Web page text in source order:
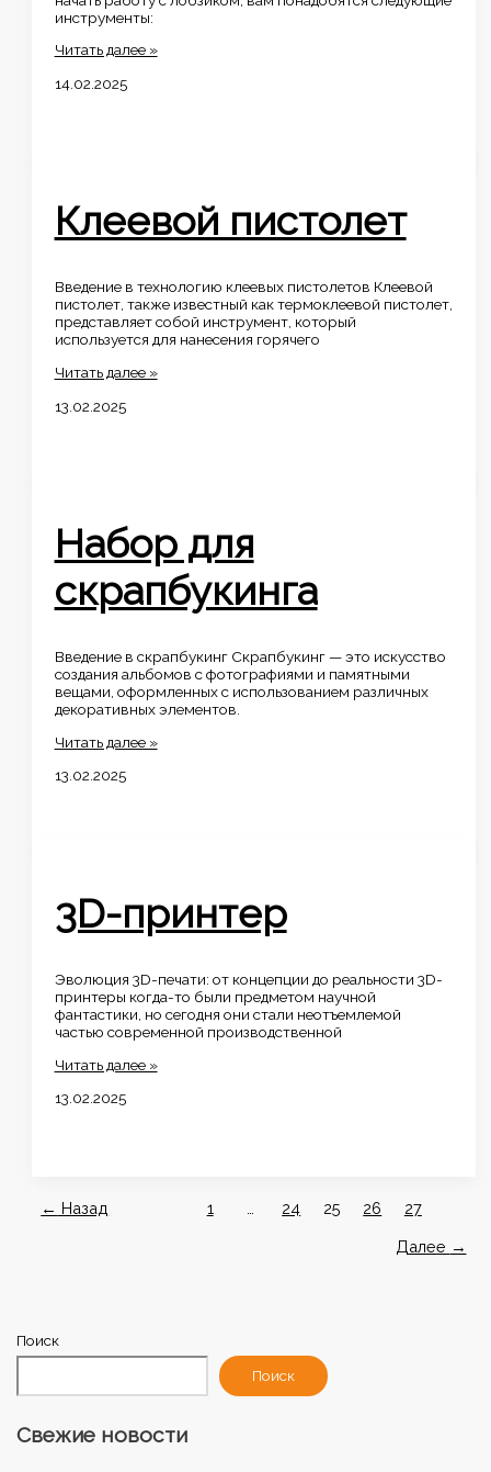
Поиск
Поиск
Свежие новости
инструменты:
Лобзик
Читать далее »
14.02.2025
Клеевой пистолет
Введение в технологию клеевых пистолетов Клеевой
пистолет, также известный как термоклеевой пистолет,
представляет собой инструмент, который
используется для нанесения горячего
Клеевой
Читать далее »
13.02.2025
Набор для
скрапбукинга
Введение в скрапбукинг Скрапбукинг — это искусство
создания альбомов с фотографиями и памятными
вещами, оформленных с использованием различных
декоративных элементов.
Набор
скрапбукинга
Читать далее »
13.02.2025
3D-принтер
Эволюция 3D-печати: от концепции до реальности 3D-
принтеры когда-то были предметом научной
фантастики, но сегодня они стали неотъемлемой
частью современной производственной
3D-
Читать далее »
13.02.2025
← Назад 1 … 24 25 26 27
Далее →